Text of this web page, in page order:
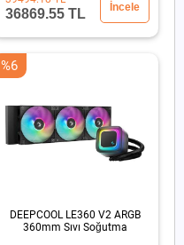
36869.55 TL İncele
DEEPCOOL LE360 V2 ARGB
360mm Sıvı Soğutma
%6